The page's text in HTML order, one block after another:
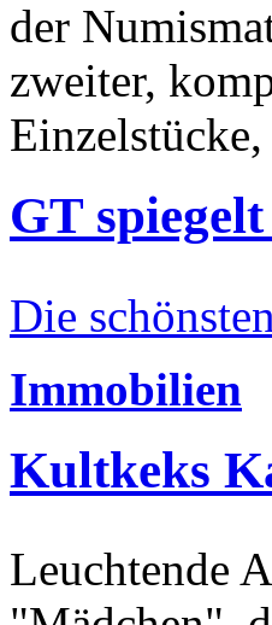
der
zweiter,
GT
Die
Immobilien
Kultkeks
Leuchtende